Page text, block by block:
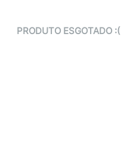
PRODUTO ESGOTADO :(